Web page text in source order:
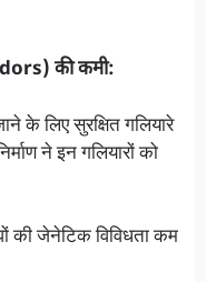
की कमी:
लिए सुरक्षित गलियारे
ने इन गलियारों को
की जेनेटिक विविधता कम